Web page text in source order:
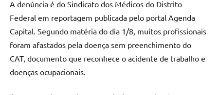
A denúncia é do Sindicato dos Médicos do Distrito
Federal em reportagem publicada pelo portal Agenda
Capital. Segundo matéria do dia 1/8, muitos profissionais
foram afastados pela doença sem preenchimento do
CAT, documento que reconhece o acidente de trabalho e
doenças ocupacionais.